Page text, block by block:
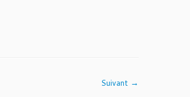
Suivant →